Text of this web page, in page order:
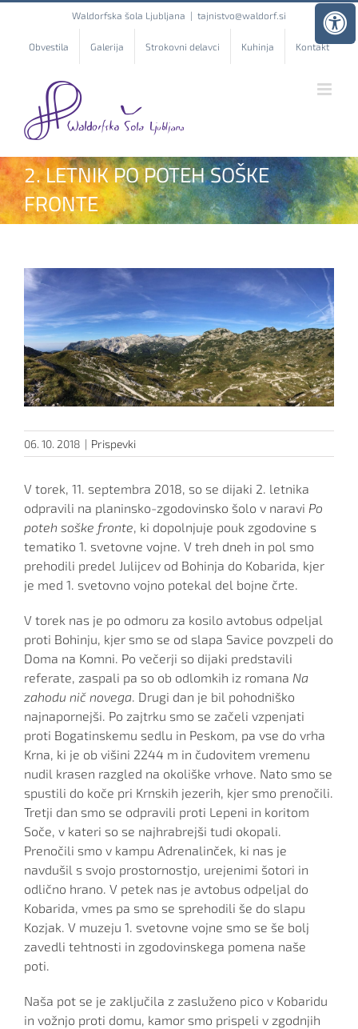
content
Waldorfska šola Ljubljana | tajnistvo@waldorf.si
Obvestila Galerija Strokovni delavci Kuhinja Kontakt
2. LETNIK PO POTEH SOŠKE
FRONTE
06. 10. 2018 | Prispevki
V torek, 11. septembra 2018, so se dijaki 2. letnika
odpravili na planinsko-zgodovinsko šolo v naravi Po
poteh soške fronte , ki dopolnjuje pouk zgodovine s
tematiko 1. svetovne vojne. V treh dneh in pol smo
prehodili predel Julijcev od Bohinja do Kobarida, kjer
je med 1. svetovno vojno potekal del bojne črte.
V torek nas je po odmoru za kosilo avtobus odpeljal
proti Bohinju, kjer smo se od slapa Savice povzpeli do
Doma na Komni. Po večerji so dijaki predstavili
referate, zaspali pa so ob odlomkih iz romana Na
zahodu nič novega . Drugi dan je bil pohodniško
najnapornejši. Po zajtrku smo se začeli vzpenjati
proti Bogatinskemu sedlu in Peskom, pa vse do vrha
Krna, ki je ob višini 2244 m in čudovitem vremenu
nudil krasen razgled na okoliške vrhove. Nato smo se
spustili do koče pri Krnskih jezerih, kjer smo prenočili.
Tretji dan smo se odpravili proti Lepeni in koritom
Soče, v kateri so se najhrabrejši tudi okopali.
Prenočili smo v kampu Adrenalinček, ki nas je
navdušil s svojo prostornostjo, urejenimi šotori in
odlično hrano. V petek nas je avtobus odpeljal do
Kobarida, vmes pa smo se sprehodili še do slapu
Kozjak. V muzeju 1. svetovne vojne smo se še bolj
zavedli tehtnosti in zgodovinskega pomena naše
poti.
Naša pot se je zaključila z zasluženo pico v Kobaridu
in vožnjo proti domu, kamor smo prispeli v zgodnjih